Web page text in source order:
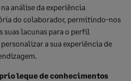
análise da experiência
do colaborador, permitindo-nos
suas lacunas para o perfil
a sua experiência de
leque de conhecimentos